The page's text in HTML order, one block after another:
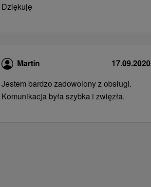
Dziękuję
Martin
17.09.2020
Jestem bardzo zadowolony z obsługi.
Komunikacja była szybka i zwięzła.